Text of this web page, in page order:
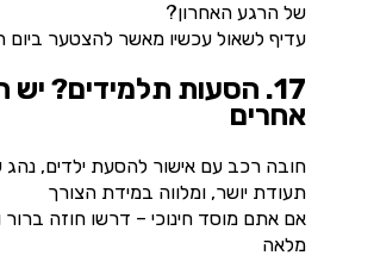
של הרגע האחרון?
עדיף לשאול עכשיו מאשר להצטער
17. הסעות תלמידים? יש
אחרים
חובה רכב עם אישור להסעת ילדים, נהג
תעודת יושר, ומלווה במידת הצורך
אם אתם מוסד חינוכי – דרשו חוזה
מלאה